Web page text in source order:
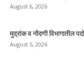
August 6, 2026
मुद्रांक व नोंदणी विभागातील
August 5, 2026